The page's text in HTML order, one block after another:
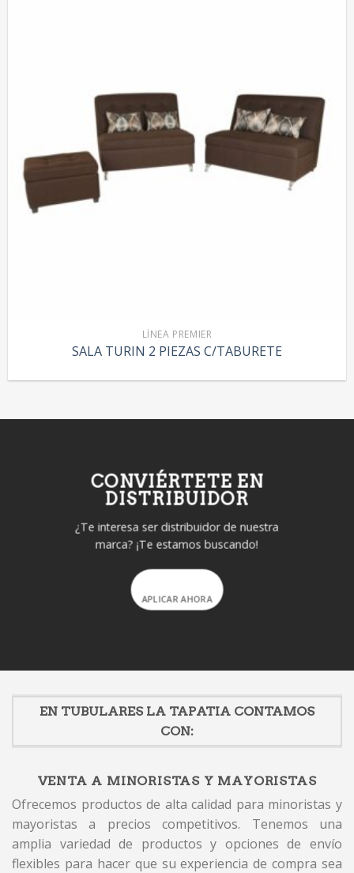
LÍNEA PREMIER
SALA TURIN 2 PIEZAS C/TABURETE
CONVIÉRTETE EN
DISTRIBUIDOR
¿Te interesa ser distribuidor de nuestra
marca? ¡Te estamos buscando!
APLICAR AHORA
EN TUBULARES LA TAPATIA CONTAMOS
CON:
VENTA A MINORISTAS Y MAYORISTAS
Ofrecemos productos de alta calidad para minoristas y
mayoristas a precios competitivos. Tenemos una
amplia variedad de productos y opciones de envío
flexibles para hacer que su experiencia de compra sea